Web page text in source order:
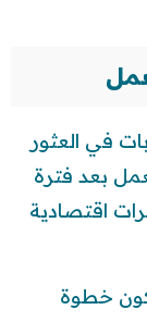
في العثور
بعد فترة
اقتصادية
خطوة